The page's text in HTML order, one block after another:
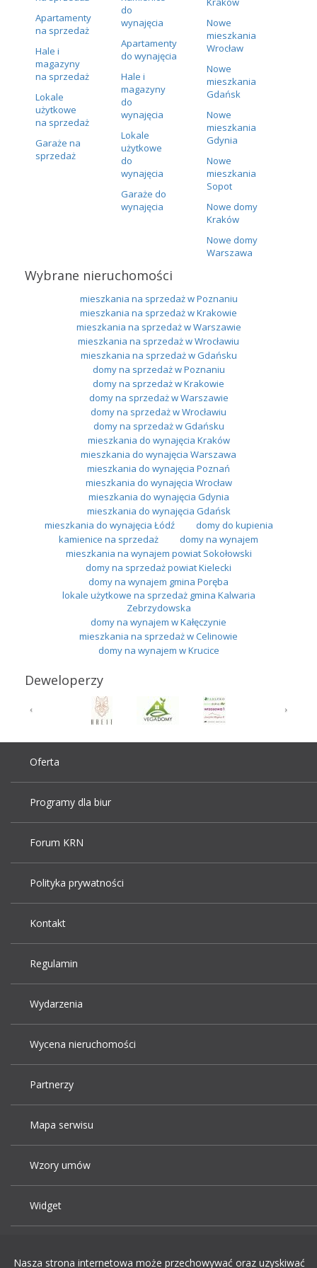
Apartamenty
na sprzedaż
Hale i
magazyny
na sprzedaż
Lokale
użytkowe
na sprzedaż
Garaże na
sprzedaż
do
wynajęcia
Apartamenty
do wynajęcia
Hale i
magazyny
do
wynajęcia
Lokale
użytkowe
do
wynajęcia
Garaże do
wynajęcia
Nowe
mieszkania
Wrocław
Nowe
mieszkania
Gdańsk
Nowe
mieszkania
Gdynia
Nowe
mieszkania
Sopot
Nowe domy
Kraków
Nowe domy
Warszawa
Wybrane nieruchomości
mieszkania na sprzedaż w Poznaniu
mieszkania na sprzedaż w Krakowie
mieszkania na sprzedaż w Warszawie
mieszkania na sprzedaż w Wrocławiu
mieszkania na sprzedaż w Gdańsku
domy na sprzedaż w Poznaniu
domy na sprzedaż w Krakowie
domy na sprzedaż w Warszawie
domy na sprzedaż w Wrocławiu
domy na sprzedaż w Gdańsku
mieszkania do wynajęcia Kraków
mieszkania do wynajęcia Warszawa
mieszkania do wynajęcia Poznań
mieszkania do wynajęcia Wrocław
mieszkania do wynajęcia Gdynia
mieszkania do wynajęcia Gdańsk
mieszkania do wynajęcia Łódź
domy do kupienia
kamienice na sprzedaż
domy na wynajem
mieszkania na wynajem powiat Sokołowski
domy na sprzedaż powiat Kielecki
domy na wynajem gmina Poręba
lokale użytkowe na sprzedaż gmina Kalwaria
Zebrzydowska
domy na wynajem w Kałęczynie
mieszkania na sprzedaż w Celinowie
domy na wynajem w Krucice
Deweloperzy
Oferta
Programy dla biur
Forum KRN
Polityka prywatności
Kontakt
Regulamin
Wydarzenia
Wycena nieruchomości
Partnerzy
Mapa serwisu
Wzory umów
Widget
Nasza strona internetowa może przechowywać oraz uzyskiwać